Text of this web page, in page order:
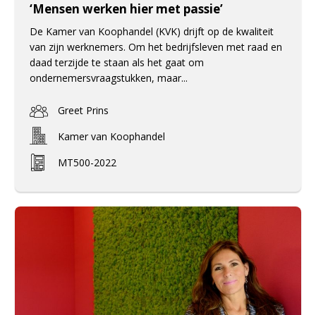
‘Mensen werken hier met passie’
De Kamer van Koophandel (KVK) drijft op de kwaliteit
van zijn werknemers. Om het bedrijfsleven met raad en
daad terzijde te staan als het gaat om
ondernemersvraagstukken, maar...
Greet Prins
Kamer van Koophandel
MT500-2022